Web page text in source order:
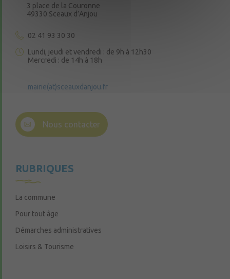
3 place de la Couronne
49330 Sceaux d’Anjou
02 41 93 30 30
Lundi, jeudi et vendredi : de 9h à 12h30
Mercredi : de 14h à 18h
mairie(at)sceauxdanjou.fr
Nous contacter
RUBRIQUES
La commune
Pour tout âge
Démarches administratives
Loisirs & Tourisme